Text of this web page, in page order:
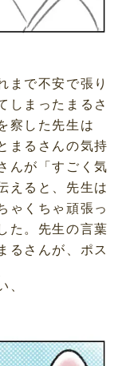
まで不安で張り
しまったまるさ
察した先生は
まるさんの気持
んが「すごく気
えると、先生は
ゃくちゃ頑張っ
た。先生の言葉
るさんが、ポス